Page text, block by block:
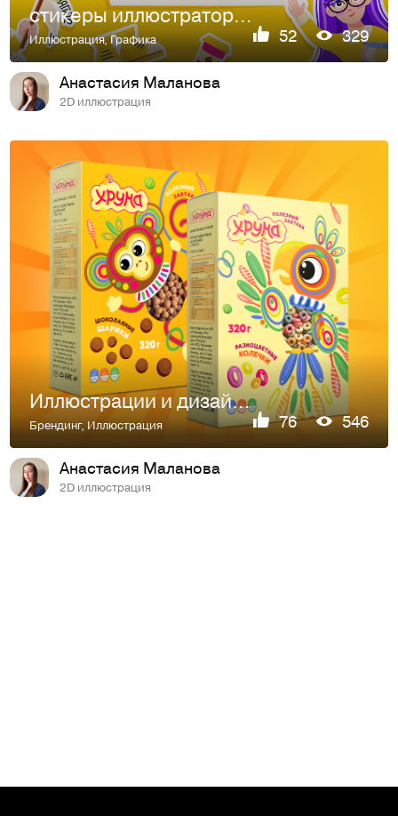
стикеры иллюстратора с леттерингом
Иллюстрация,Графика 52 329
Анастасия Маланова
2D иллюстрация
Иллюстрации и дизайн упаковки готового завтрака для детей
Брендинг,Иллюстрация 76 546
Анастасия Маланова
2D иллюстрация